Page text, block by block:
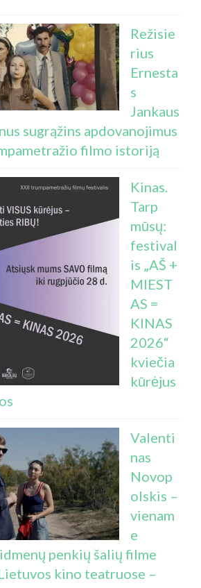
Režisie
rius
Ernesta
s
Jankaus
sugrąžins apdovanojimus
filmo istoriją
Kinas.
Tarp
mūsų:
festival
is „AŠ +
MIEST
AS =
KINAS
2026“
kviečia
kūrėjus
Valenti
nas
Novop
olskis –
vienam
e
penkių šalių filme
Lietuvos kino teatruose –